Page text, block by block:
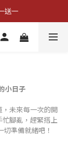
九折！
送一
九折！
小日子
未來每一次的開
腳亂，趕緊搭上
準備就緒吧！